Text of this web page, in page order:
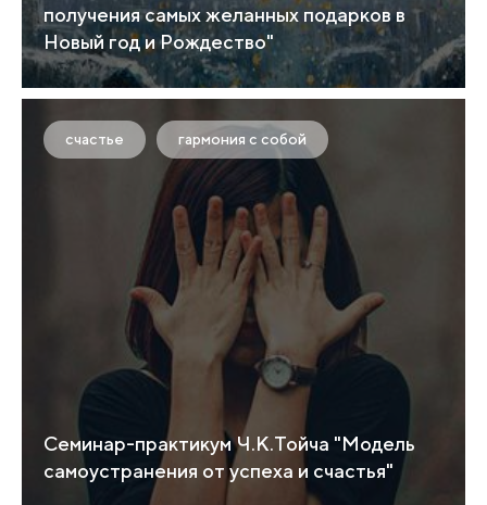
получения самых желанных подарков в
Новый год и Рождество"
счастье гармония с собой
Семинар-практикум Ч.К.Тойча "Модель
самоустранения от успеха и счастья"